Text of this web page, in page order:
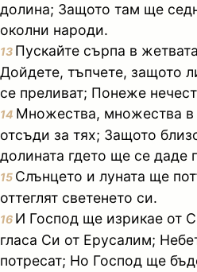
долина; Защото там ще
околни народи.
13 Пускайте сърпа в
Дойдете, тъпчете, защото
се преливат; Понеже
14 Множества, множества в
отсъди за тях; Защото
долината гдето ще се даде
15 Слънцето и луната ще
оттеглят светенето си.
16 И Господ ще изрикае от
гласа Си от Ерусалим;
потресат; Но Господ ще